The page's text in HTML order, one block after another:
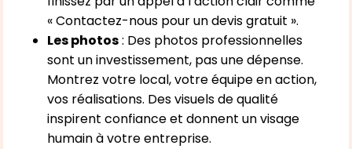
« Contactez-nous pour un devis gratuit ».
Les photos: Des photos professionnelles
sont un investissement, pas une dépense.
Montrez votre local, votre équipe en action,
vos réalisations. Des visuels de qualité
inspirent confiance et donnent un visage
humain à votre entreprise.